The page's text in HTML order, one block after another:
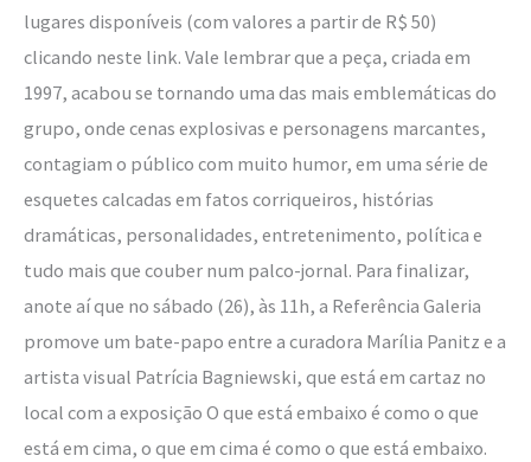
lugares disponíveis (com valores a partir de R$ 50)
clicando neste link. Vale lembrar que a peça, criada em
1997, acabou se tornando uma das mais emblemáticas do
grupo, onde cenas explosivas e personagens marcantes,
contagiam o público com muito humor, em uma série de
esquetes calcadas em fatos corriqueiros, histórias
dramáticas, personalidades, entretenimento, política e
tudo mais que couber num palco-jornal. Para finalizar,
anote aí que no sábado (26), às 11h, a Referência Galeria
promove um bate-papo entre a curadora Marília Panitz e a
artista visual Patrícia Bagniewski, que está em cartaz no
local com a exposição O que está embaixo é como o que
está em cima, o que em cima é como o que está embaixo.